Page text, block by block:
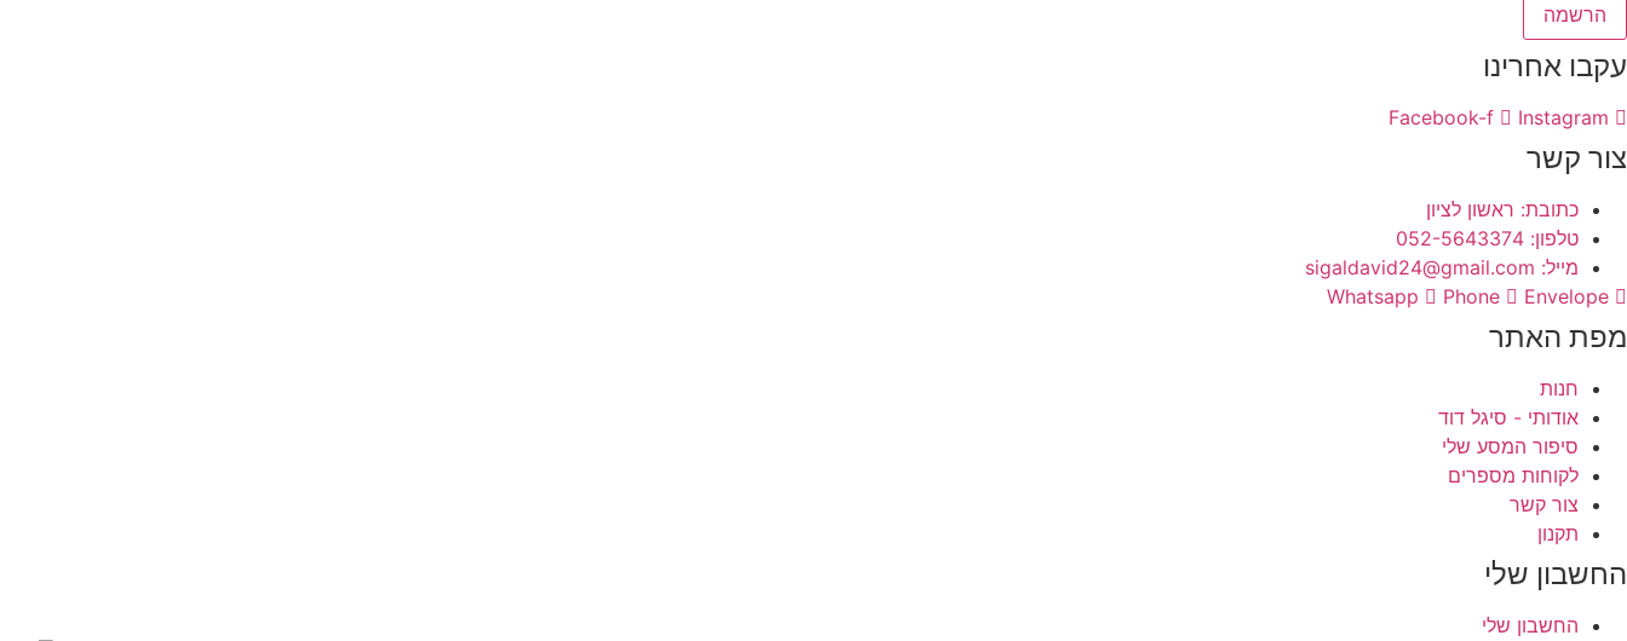
הרשמה
עקבו אחרינו
Facebook-f Instagram
צור קשר
כתובת: ראשון לציון
טלפון: 052-5643374
מייל: sigaldavid24@gmail.com
Whatsapp
Phone Envelope
מפת האתר
חנות
אודותי - סיגל דוד
סיפור המסע שלי
לקוחות מספרים
צור קשר
תקנון
החשבון שלי
החשבון שלי